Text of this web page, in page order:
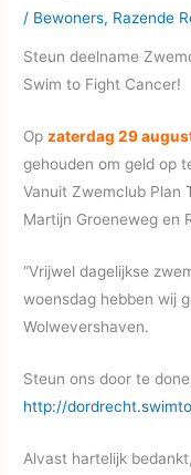
/ Bewoners, Razende
Steun deelname
Swim to Fight Cancer!
Op zaterdag 29
gehouden om geld op
Vanuit Zwemclub Plan
Martijn Groeneweg en
“Vrijwel dagelijkse
woensdag hebben wij
Wolwevershaven.
Steun ons door te
http://
Alvast hartelijk bedankt,